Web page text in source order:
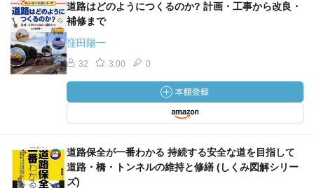
道路はどのようにつくるのか? 計画・工事から改良・
補修まで
窪田陽一
32 3.00 0
道路保全が一番わかる 持続する安全な道を目指して
道路・橋・トンネルの維持と修繕 (しくみ図解シリー
ズ)